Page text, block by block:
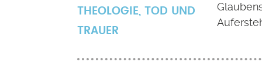
THEOLOGIE, TOD UND
TRAUER